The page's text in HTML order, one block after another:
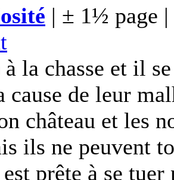
| ± 1½ page |
la chasse et il
cause de leur
château et les
ils ne peuvent
est prête à se